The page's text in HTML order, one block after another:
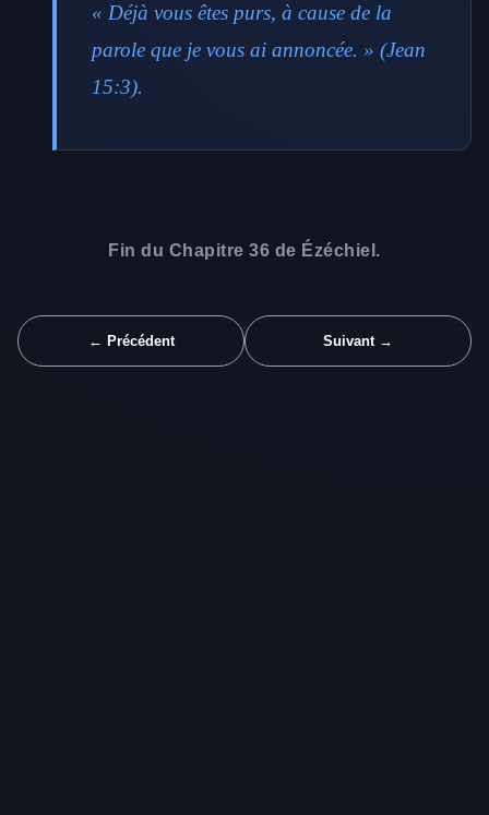
« Déjà vous êtes purs, à cause de la
parole que je vous ai annoncée. » (Jean
15:3).
Fin du Chapitre 36 de Ézéchiel.
← Précédent Suivant →